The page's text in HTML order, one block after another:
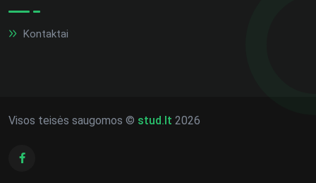
Kontaktai
Visos teisės saugomos © stud.lt 2026